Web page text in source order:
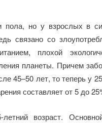
пола, но у взрослых в
связано со
плохой
планеты. Причем
45–50 лет, то теперь у
составляет от 5 до
возраст.